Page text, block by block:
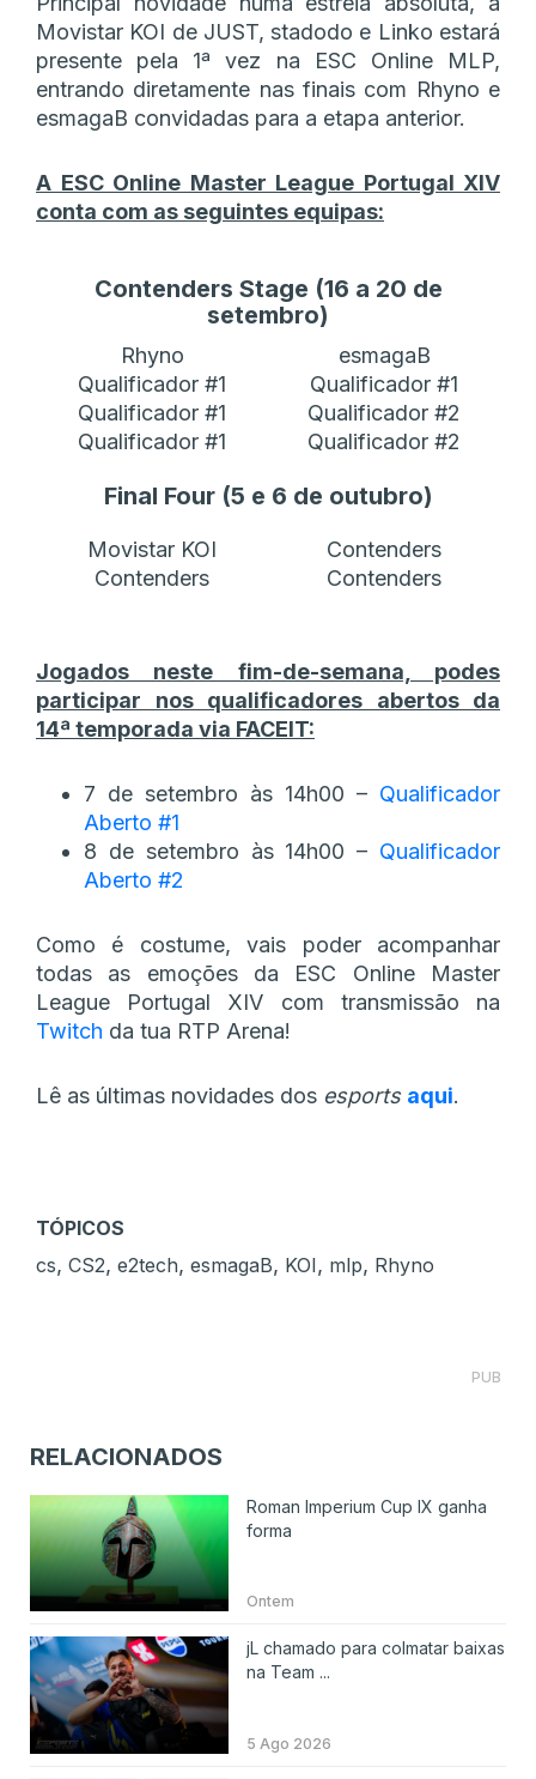
Movistar KOI de JUST, stadodo e Linko estará
presente pela 1ª vez na ESC Online MLP,
entrando diretamente nas finais com Rhyno e
esmagaB convidadas para a etapa anterior.
A ESC Online Master League Portugal XIV
conta com as seguintes equipas:
Contenders Stage (16 a 20 de
setembro)
Rhyno
esmagaB
Qualificador #1
Qualificador #1
Qualificador #1
Qualificador #2
Qualificador #1
Qualificador #2
Final Four (5 e 6 de outubro)
Movistar KOI
Contenders
Contenders
Contenders
Jogados neste fim-de-semana, podes
participar nos qualificadores abertos da
14ª temporada via FACEIT:
7 de setembro às 14h00 – Qualificador
Aberto #1
8 de setembro às 14h00 – Qualificador
Aberto #2
Como é costume, vais poder acompanhar
todas as emoções da ESC Online Master
League Portugal XIV com transmissão na
Twitch da tua RTP Arena!
Lê as últimas novidades dos esports aqui.
TÓPICOS
cs, CS2, e2tech, esmagaB, KOI, mlp, Rhyno
PUB
RELACIONADOS
Roman Imperium Cup IX ganha
forma
Ontem
jL chamado para colmatar baixas
na Team ...
5 Ago 2026